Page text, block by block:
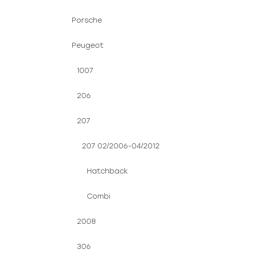
Porsche
Peugeot
1007
206
207
207 02/2006-04/2012
Hatchback
Combi
2008
306